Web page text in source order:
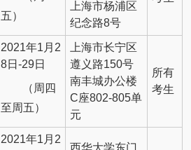
五）
上海市杨浦区
纪念路8号
2021年1月2
8日-29日
（周四
至周五）
上海市长宁区
遵义路150号
南丰城办公楼
C座802-805单
元
所有
考生
2021年1月2
西华大学东门